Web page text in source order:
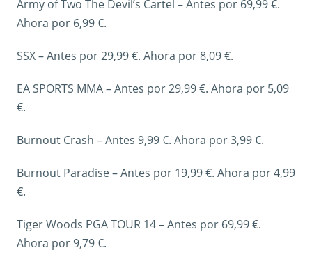
Army of Two The Devil’s Cartel – Antes por 69,99 €.
Ahora por 6,99 €.
SSX – Antes por 29,99 €. Ahora por 8,09 €.
EA SPORTS MMA – Antes por 29,99 €. Ahora por 5,09
€.
Burnout Crash – Antes 9,99 €. Ahora por 3,99 €.
Burnout Paradise – Antes por 19,99 €. Ahora por 4,99
€.
Tiger Woods PGA TOUR 14 – Antes por 69,99 €.
Ahora por 9,79 €.